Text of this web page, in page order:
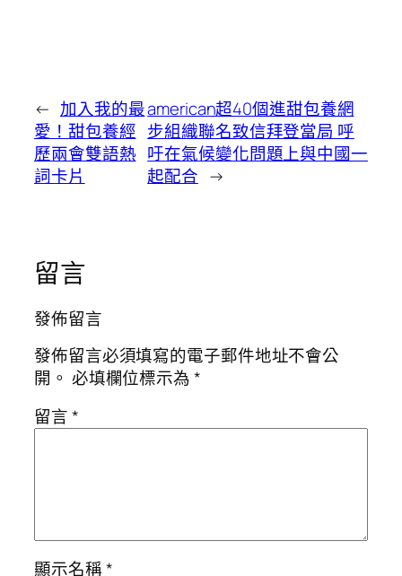
← 加入我的最
愛！甜包養經
歷兩會雙語熱
詞卡片
american超40個進甜包養網
步組織聯名致信拜登當局 呼
吁在氣候變化問題上與中國一
起配合 →
留言
發佈留言
發佈留言必須填寫的電子郵件地址不會公
開。 必填欄位標示為*
留言*
顯示名稱*